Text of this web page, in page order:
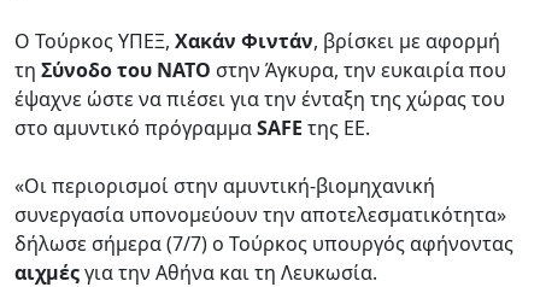
Ο Τούρκος ΥΠΕΞ, Χακάν Φιντάν, βρίσκει με αφορμή
τη Σύνοδο του ΝΑΤΟ στην Άγκυρα, την ευκαιρία που
έψαχνε ώστε να πιέσει για την ένταξη της χώρας του
στο αμυντικό πρόγραμμαSAFE της ΕΕ.
«Οι περιορισμοί στην αμυντική-βιομηχανική
συνεργασία υπονομεύουν την αποτελεσματικότητα»
δήλωσε σήμερα (7/7) ο Τούρκος υπουργός αφήνοντας
αιχμέςγια την Αθήνα και τη Λευκωσία.